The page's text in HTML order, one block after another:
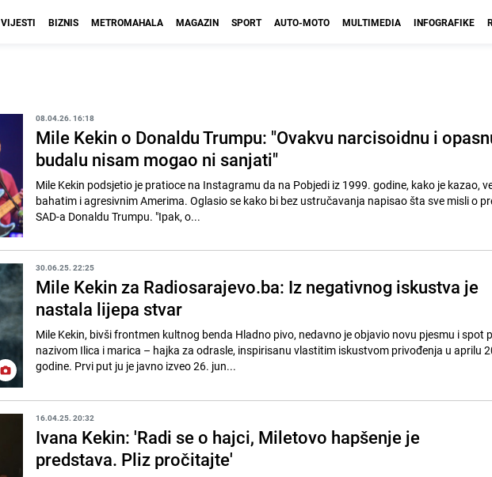
VIJESTI BIZNIS METROMAHALA MAGAZIN SPORT AUTO-MOTO MULTIMEDIA INFOGRAFIKE
08.04.26. 16:18
Mile Kekin o Donaldu Trumpu: "Ovakvu narcisoidnu i
budalu nisam mogao ni sanjati"
Mile Kekin podsjetio je pratioce na Instagramu da na Pobjedi iz 1999. godine, kako je kazao,
bahatim i agresivnim Amerima. Oglasio se kako bi bez ustručavanja napisao šta sve misli o
SAD-a Donaldu Trumpu. "Ipak, o...
30.06.25. 22:25
Mile Kekin za Radiosarajevo.ba: Iz negativnog iskustva je
nastala lijepa stvar
Mile Kekin, bivši frontmen kultnog benda Hladno pivo, nedavno je objavio novu pjesmu i spot
nazivom Ilica i marica – hajka za odrasle, inspirisanu vlastitim iskustvom privođenja u aprilu
godine. Prvi put ju je javno izveo 26. jun...
16.04.25. 20:32
Ivana Kekin: 'Radi se o hajci, Miletovo hapšenje je
predstava. Pliz pročitajte'